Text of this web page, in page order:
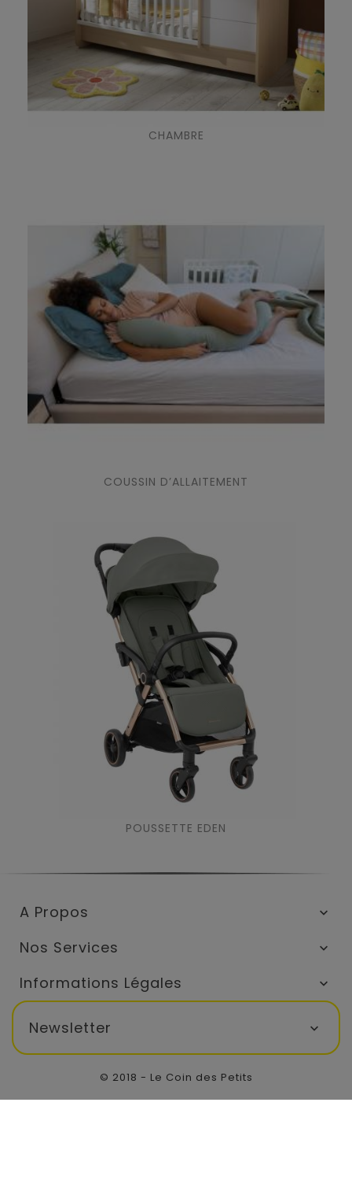
CHAMBRE
COUSSIN D’ALLAITEMENT
POUSSETTE EDEN
A Propos 
Nos Services 
Informations Légales 
Newsletter 
© 2018 - Le Coin des Petits